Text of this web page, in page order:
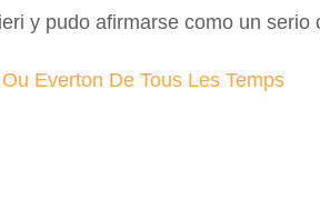
y pudo afirmarse como un
Everton De Tous Les Temps